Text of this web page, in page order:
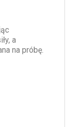
a
na próbę.